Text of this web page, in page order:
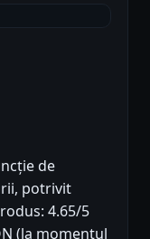
de
potrivit
4.65/5
(la momentul